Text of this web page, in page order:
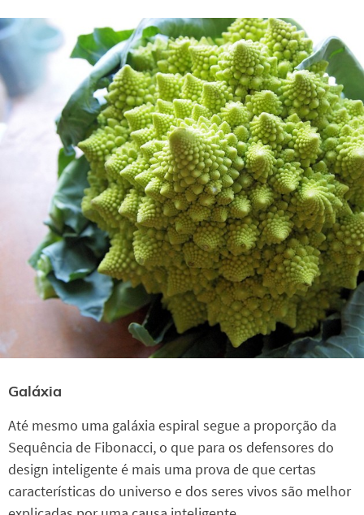
Galáxia
Até mesmo uma galáxia espiral segue a proporção da
Sequência de Fibonacci, o que para os defensores do
design inteligente é mais uma prova de que certas
características do universo e dos seres vivos são melhor